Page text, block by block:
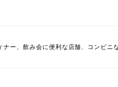
ー、飲み会に便利な店舗、コンビニ